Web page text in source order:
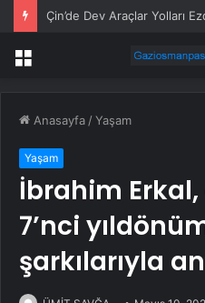
Menü
Anasayfa /Yaşam
Yaşam
İbrahim
7’nci
şarkılarıyla